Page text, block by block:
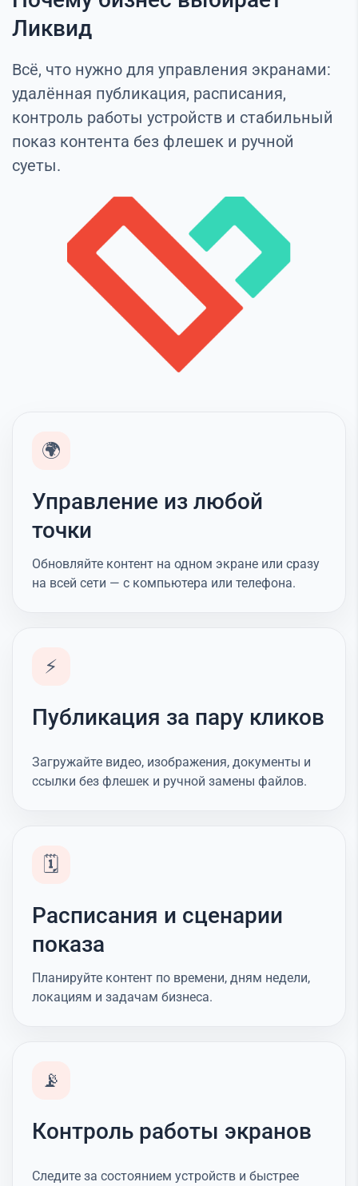
Ликвид
Всё, что нужно для управления экранами:
удалённая публикация, расписания,
контроль работы устройств и стабильный
показ контента без флешек и ручной
суеты.
🌍
Управление из любой
точки
Обновляйте контент на одном экране или сразу
на всей сети — с компьютера или телефона.
⚡
Публикация за пару кликов
Загружайте видео, изображения, документы и
ссылки без флешек и ручной замены файлов.
🗓️
Расписания и сценарии
показа
Планируйте контент по времени, дням недели,
локациям и задачам бизнеса.
📡
Контроль работы экранов
Следите за состоянием устройств и быстрее